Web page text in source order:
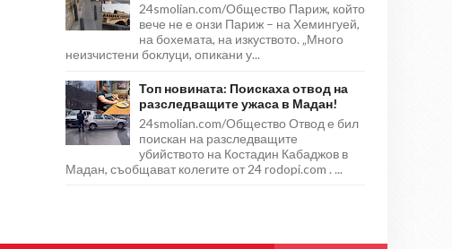
24smolian.com/Общество Париж, който
вече не е онзи Париж – на Хемингуей,
на бохемата, на изкуството. „Много
неизчистени боклуци, опикани у...
Топ новината: Поискаха отвод на
разследващите ужаса в Мадан!
24smolian.com/Общество Отвод е бил
поискан на разследващите
убийството на Костадин Кабаджов в
Мадан, съобщават колегите от 24 rodopi.com . ...